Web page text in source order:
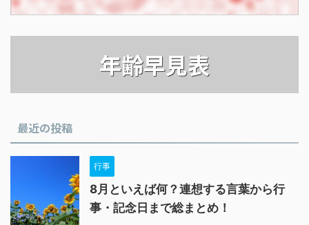
年齢早見表
最近の投稿
行事
8月といえば何？連想する言葉から行
事・記念日まで総まとめ！